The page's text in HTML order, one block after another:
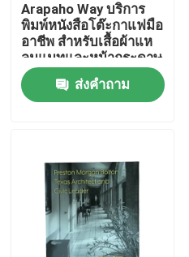
ติดต่อเรา
การพิมพ์หนังสือโต๊ะกาแฟ
การ พิมพ์ บัตร ทาโร
Arapaho Way บริการ
พิมพ์หนังสือโต๊ะกาแฟมือ
อาชีพ สําหรับเสื้อผ้าแห
ลมแมทและหน้ากระดาษ
ศิลปะที่สว่าง
ส่งคำถาม